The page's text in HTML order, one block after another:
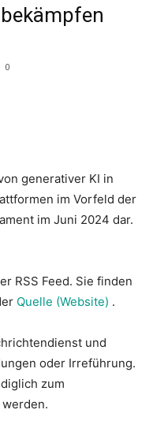
0
generativer KI in
im Vorfeld der
im Juni 2024 dar.
RSS Feed. Sie finden
Quelle (Website) .
und
oder Irreführung.
zum